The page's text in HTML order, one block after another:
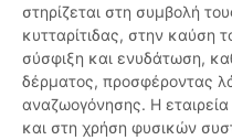
στηρίζεται στη συμβολή
κυτταρίτιδας, στην καύση
σύσφιξη και ενυδάτωση,
δέρματος, προσφέροντας
αναζωογόνησης. Η
και στη χρήση φυσικών